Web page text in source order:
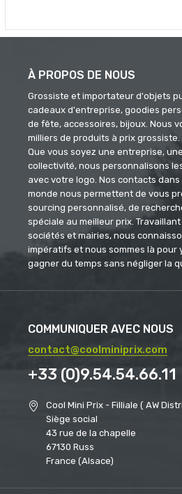
À PROPOS DE NOUS
Grossiste et importateur d'objets
cadeaux d'entreprise, goodies
de fête, accessoires, bijoux. Nous
milliers de produits à prix grossiste.
Que vous soyez une entreprise,
collectivité, nous personnalisons
avec votre logo. Nos contacts
monde nous permettent de vous
sourcing personnalisé, de
spéciale au meilleur prix.
sociétés et mairies, nous
impératifs et nous sommes là pour
gagner du temps sans négliger la
COMMUNIQUER AVEC NOUS
contact@coolminiprix.com
+33 (0)9.54.54.66.11
Cool Mini Prix - Filliale ( AW
Siège social
43 rue de la chapelle
67130 Russ
France (Alsace)